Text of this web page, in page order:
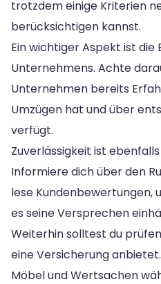
trotzdem einige Kriterien
berücksichtigen kannst.
Ein wichtiger Aspekt ist die
Unternehmens. Achte
Unternehmen bereits
Umzügen hat und über
verfügt.
Zuverlässigkeit ist
Informiere dich über den
lese Kundenbewertungen,
es seine Versprechen
Weiterhin solltest du
eine Versicherung
Möbel und Wertsachen